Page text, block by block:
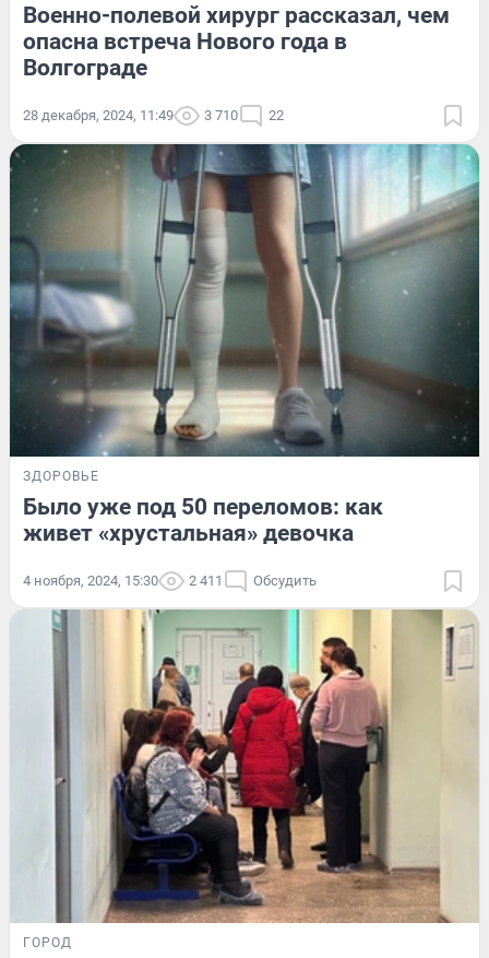
Военно-полевой хирург рассказал, чем
опасна встреча Нового года в
Волгограде
28 декабря, 2024, 11:49 3 710 22
ЗДОРОВЬЕ
Было уже под 50 переломов: как
живет «хрустальная» девочка
4 ноября, 2024, 15:30 2 411 Обсудить
ГОРОД